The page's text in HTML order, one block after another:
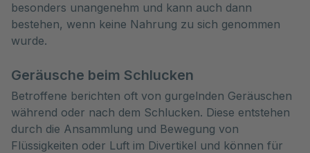
besonders unangenehm und kann auch dann
bestehen, wenn keine Nahrung zu sich genommen
wurde.
Geräusche beim Schlucken
Betroffene berichten oft von gurgelnden Geräuschen
während oder nach dem Schlucken. Diese entstehen
durch die Ansammlung und Bewegung von
Flüssigkeiten oder Luft im Divertikel und können für